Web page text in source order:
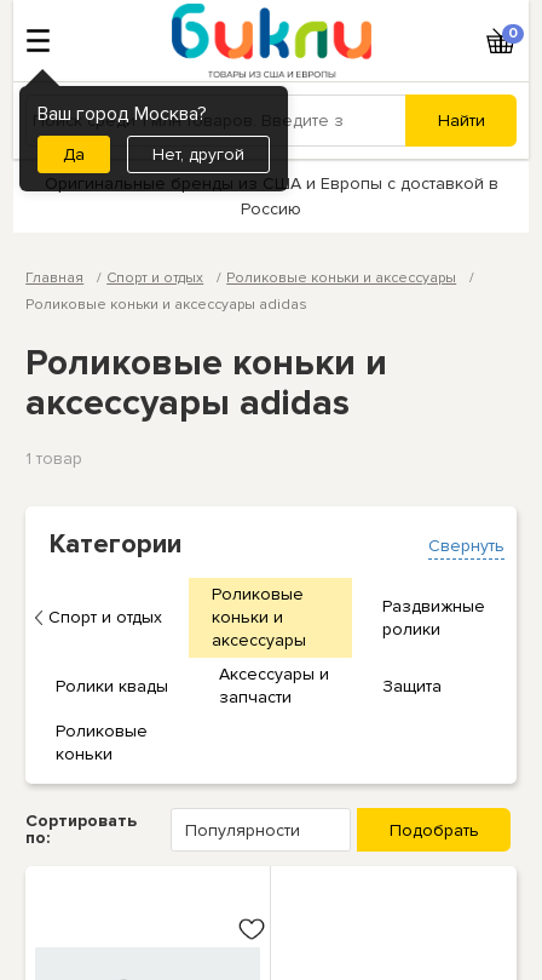
Ваш город Москва?
Нет, другой
0
Оригинальные бренды из США и Европы с доставкой в
Россию
Главная Спорт и отдых
Роликовые коньки и аксессуары
Роликовые коньки и аксессуары adidas
Роликовые коньки и
аксессуары adidas
1 товар
Свернуть
Категории
Спорт и отдых
Роликовые
коньки и
аксессуары
Раздвижные
ролики
Ролики квады
Аксессуары и
запчасти
Защита
Роликовые
коньки
Сортировать
по: